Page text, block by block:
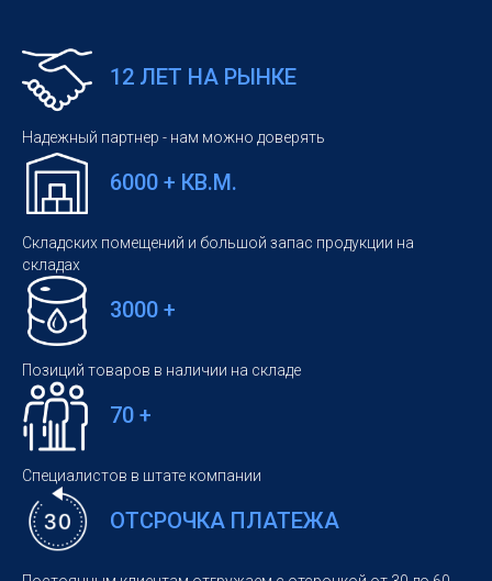
12 ЛЕТ НА РЫНКЕ
Надежный партнер - нам можно доверять
6000 + КВ.М.
Складских помещений и большой запас продукции на
складах
3000 +
Позиций товаров в наличии на складе
70 +
Специалистов в штате компании
ОТСРОЧКА ПЛАТЕЖА